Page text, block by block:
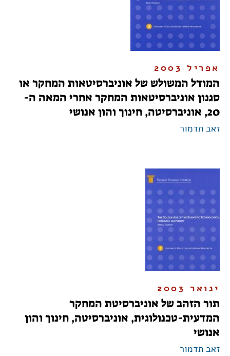
אפריל 2003
המודל המשולש של אוניברסיטאות המחקר או
סגנון אוניברסיטאות המחקר אחרי המאה ה-
20, אוניברסיטה, חינוך והון אנושי
זאב תדמור
ינואר 2003
תור הזהב של אוניברסיטת המחקר
המדעית-טכנולוגית, אוניברסיטה, חינוך והון
אנושי
זאב תדמור